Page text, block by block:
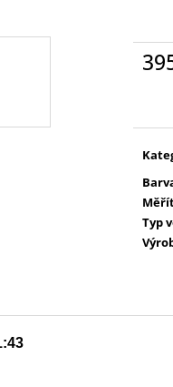
Typ
AGE OF
EATER -